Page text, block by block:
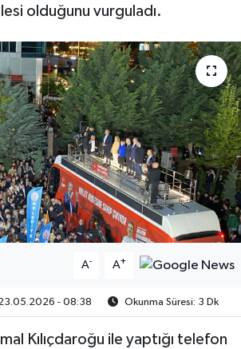
olduğunu vurguladı.
A- A+
- 08:38 Okunma Süresi: 3 Dk
Kılıçdaroğu ile yaptığı telefon